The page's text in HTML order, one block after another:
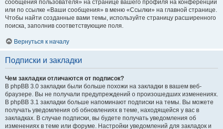
сообщения пользователя» на странице вашего профиля на конференции
или по ссылке «Ваши сообщения» в меню «Ссылки» на главной странице.
Чтобы найти созданные вами темы, используйте страницу расширенного
поиска, заполнив соответствующие поля.
Вернуться к началу
Подписки и закладки
Чем закладки отличаются от подписок?
В phpBB 3.0 закладки были больше похожи на закладки в вашем веб-
браузере. Вы не получали предупреждений о произошедших изменениях.
В phpBB 3.1 закладки больше напоминают подписки на темы. Вы можете
получать уведомления об обновлениях в теме, находящейся у вас в
закладках. В случае подписки, вы будете получать уведомления об
изменениях в теме или форуме. Настройки уведомлений для закладок и